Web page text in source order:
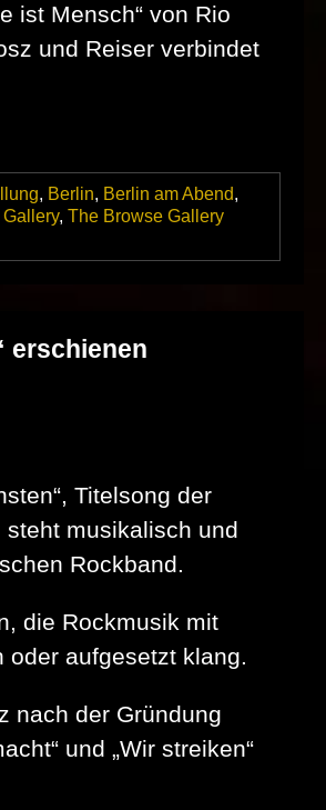
ist Mensch“ von Rio
und Reiser verbindet
, Berlin, Berlin am Abend,
, The Browse Gallery
erschienen
Titelsong der
musikalisch und
Rockband.
die Rockmusik mit
oder aufgesetzt klang.
nach der Gründung
und „Wir streiken“